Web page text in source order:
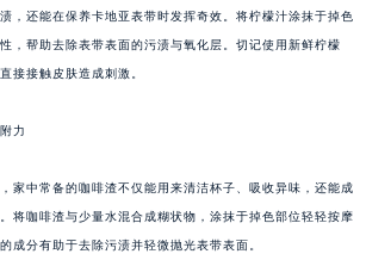
，还能在保养卡地亚表带时发挥奇效。将柠檬汁涂抹于掉色
，帮助去除表带表面的污渍与氧化层。切记使用新鲜柠檬
接接触皮肤造成刺激。
力
家中常备的咖啡渣不仅能用来清洁杯子、吸收异味，还能成
将咖啡渣与少量水混合成糊状物，涂抹于掉色部位轻轻按摩
成分有助于去除污渍并轻微抛光表带表面。